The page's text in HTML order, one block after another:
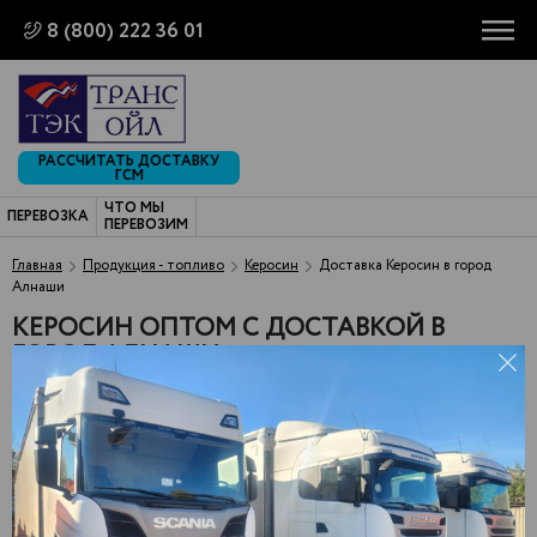
8 (800) 222 36 01
РАССЧИТАТЬ ДОСТАВКУ
ГСМ
ПЕРЕВОЗКА
ЧТО МЫ
ПЕРЕВОЗИМ
Главная
Продукция - топливо Керосин
Доставка Керосин в город
Алнаши
КЕРОСИН ОПТОМ С ДОСТАВКОЙ В
ГОРОД АЛНАШИ
Обратившись в нашу компанию, вы можете купить керосин
оптом по цене, установленной на оптимальном уровне.
Предложения заинтересуют компании, работающие в разных
областях, поскольку этот вид топлива достаточно